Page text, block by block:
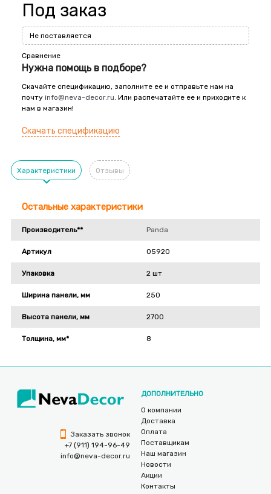
Под заказ
Не поставляется
Сравнение
Нужна помощь в подборе?
Скачайте спецификацию, заполните ее и отправьте нам на
почту info@neva-decor.ru. Или распечатайте ее и приходите к
нам в магазин!
Скачать спецификацию
Характеристики Отзывы
Остальные характеристики
Производитель** Panda
Артикул 05920
Упаковка 2 шт
Ширина панели, мм 250
Высота панели, мм 2700
Толщина, мм* 8
Заказать звонок
+7 (911) 194-96-49
info@neva-decor.ru
ДОПОЛНИТЕЛЬНО
О компании
Доставка
Оплата
Поставщикам
Наш магазин
Новости
Акции
Контакты